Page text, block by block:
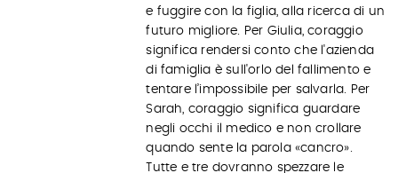
e fuggire con la figlia, alla ricerca di un
futuro migliore. Per Giulia, coraggio
significa rendersi conto che l'azienda
di famiglia è sull'orlo del fallimento e
tentare l’impossibile per salvarla. Per
Sarah, coraggio significa guardare
negli occhi il medico e non crollare
quando sente la parola «cancro».
Tutte e tre dovranno spezzare le